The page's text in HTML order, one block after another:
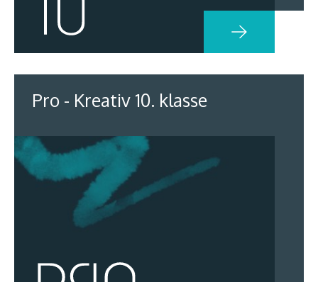
Pro - Kreativ 10. klasse